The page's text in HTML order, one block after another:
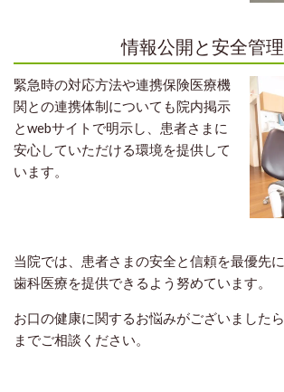
情報公開と安全管理
緊急時の対応方法や連携保険医療機
関との連携体制についても院内掲示
とwebサイトで明示し、患者さまに
安心していただける環境を提供して
います。
当院では、患者さまの安全と信頼を最優先
歯科医療を提供できるよう努めています。
お口の健康に関するお悩みがございました
までご相談ください。